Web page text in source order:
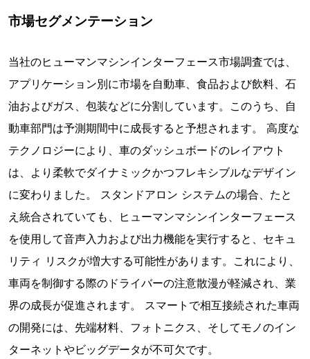
市場セグメンテーション
当社のヒューマンマシンインターフェース市場調査では、
アプリケーション別に市場を自動車、食品および飲料、石
油およびガス、包装などに分割しています。このうち、自
動車部門は予測期間中に成長すると予想されます。 高度な
テクノロジーにより、車のダッシュボードのレイアウト
は、より柔軟でダイナミックかつフレキシブルなデザイン
に変わりました。 スタンドアロン システムの場合、たと
え統合されていても、ヒューマンマシンインターフェース
を使用して音声入力および出力機能を実行すると、セキュ
リティ リスクが増大する可能性があります。これにより、
車両を制御する際のドライバーの注意散漫が軽減され、業
界の成長が促進されます。 スマートで相互接続された車両
の開発には、先端材料、フォトニクス、そしてモノのイン
ターネットやビッグデータが不可欠です。